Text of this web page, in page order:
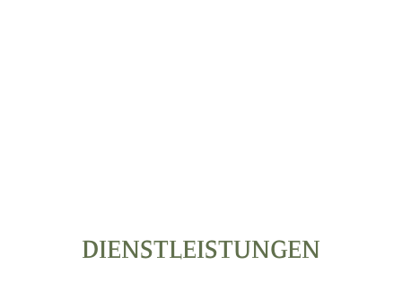
DIENSTLEISTUNGEN